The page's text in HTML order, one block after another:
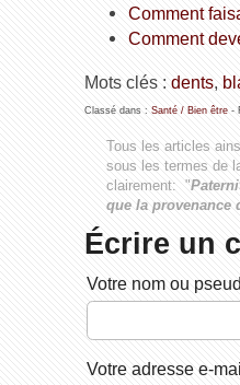
Comment
Comment
Mots clés : dents,
Classé dans : Santé / Bien être-
Tous les articles
sous les termes de
clairement: "
que la provenance
Écrire un
Votre nom ou
Votre adresse e-